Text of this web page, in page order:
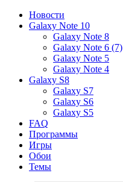
Новости
Galaxy Note 10
Galaxy Note 8
Galaxy Note 6 (7)
Galaxy Note 5
Galaxy Note 4
Galaxy S8
Galaxy S7
Galaxy S6
Galaxy S5
FAQ
Программы
Игры
Обои
Темы